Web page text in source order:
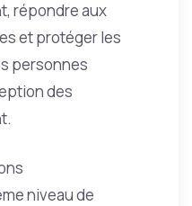
répondre aux
et protéger les
personnes
des
niveau de